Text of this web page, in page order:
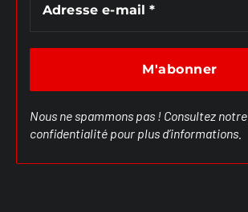
Nous ne spammons pas ! Consultez notre
confidentialité pour plus d’informations.